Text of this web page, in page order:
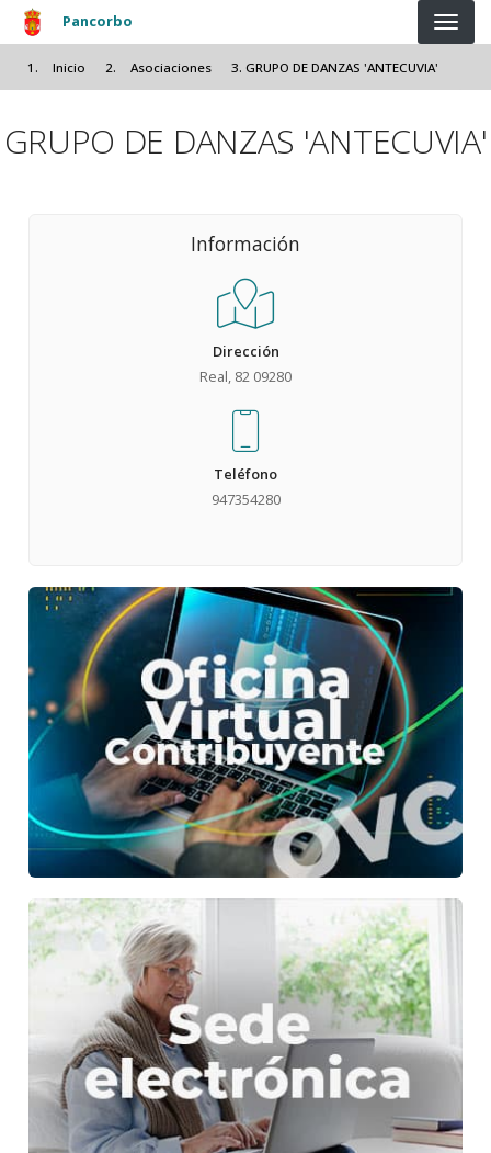
Pasar al contenido principal
Pancorbo
Inicio Asociaciones GRUPO DE DANZAS 'ANTECUVIA'
GRUPO DE DANZAS 'ANTECUVIA'
Información
Dirección
Real, 82 09280
Teléfono
947354280